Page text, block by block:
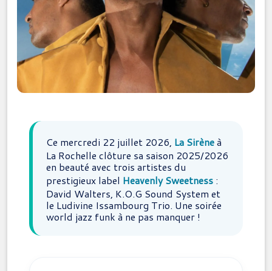
Ce mercredi 22 juillet 2026, La Sirèneà
La Rochelle clôture sa saison 2025/2026
en beauté avec trois artistes du
prestigieux label Heavenly Sweetness :
David Walters, K.O.G Sound System et
le Ludivine Issambourg Trio. Une soirée
world jazz funk à ne pas manquer !